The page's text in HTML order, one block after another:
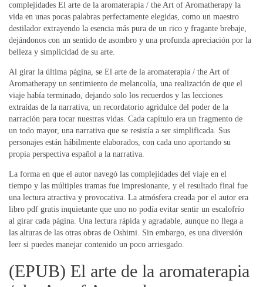
complejidades El arte de la aromaterapia / the Art of Aromatherapy la
vida en unas pocas palabras perfectamente elegidas, como un maestro
destilador extrayendo la esencia más pura de un rico y fragante brebaje,
dejándonos con un sentido de asombro y una profunda apreciación por la
belleza y simplicidad de su arte.
Al girar la última página, se El arte de la aromaterapia / the Art of
Aromatherapy un sentimiento de melancolía, una realización de que el
viaje había terminado, dejando solo los recuerdos y las lecciones
extraídas de la narrativa, un recordatorio agridulce del poder de la
narración para tocar nuestras vidas. Cada capítulo era un fragmento de
un todo mayor, una narrativa que se resistía a ser simplificada. Sus
personajes están hábilmente elaborados, con cada uno aportando su
propia perspectiva español a la narrativa.
La forma en que el autor navegó las complejidades del viaje en el
tiempo y las múltiples tramas fue impresionante, y el resultado final fue
una lectura atractiva y provocativa. La atmósfera creada por el autor era
libro pdf gratis inquietante que uno no podía evitar sentir un escalofrío
al girar cada página. Una lectura rápida y agradable, aunque no llega a
las alturas de las otras obras de Oshimi. Sin embargo, es una diversión
leer si puedes manejar contenido un poco arriesgado.
(EPUB) El arte de la aromaterapia